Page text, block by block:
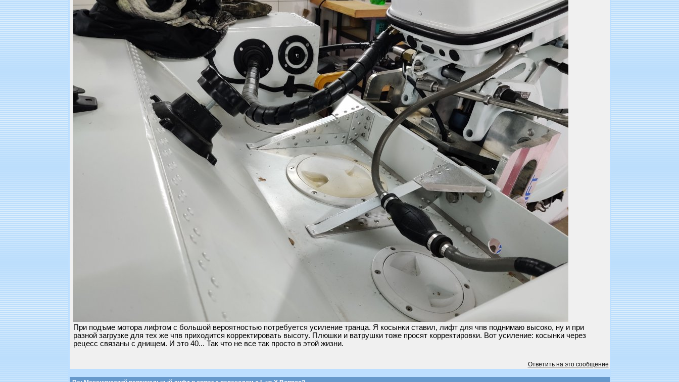
При подъме мотора лифтом с большой вероятностью потребуется усиление транца. Я косынки ставил, лифт для чпв поднимаю высоко, ну и при
разной загрузке для тех же чпв приходится корректировать высоту. Плюшки и ватрушки тоже просят корректировки. Вот усиление: косынки через
рецесс связаны с днищем. И это 40... Так что не все так просто в этой жизни.
Ответить на это сообщение